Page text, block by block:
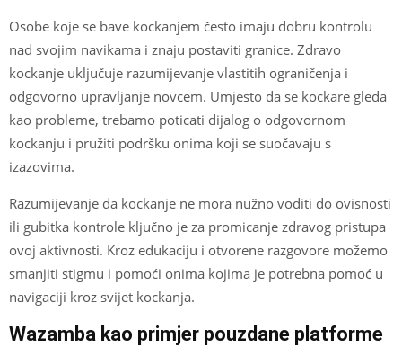
Osobe koje se bave kockanjem često imaju dobru kontrolu
nad svojim navikama i znaju postaviti granice. Zdravo
kockanje uključuje razumijevanje vlastitih ograničenja i
odgovorno upravljanje novcem. Umjesto da se kockare gleda
kao probleme, trebamo poticati dijalog o odgovornom
kockanju i pružiti podršku onima koji se suočavaju s
izazovima.
Razumijevanje da kockanje ne mora nužno voditi do ovisnosti
ili gubitka kontrole ključno je za promicanje zdravog pristupa
ovoj aktivnosti. Kroz edukaciju i otvorene razgovore možemo
smanjiti stigmu i pomoći onima kojima je potrebna pomoć u
navigaciji kroz svijet kockanja.
Wazamba kao primjer pouzdane platforme